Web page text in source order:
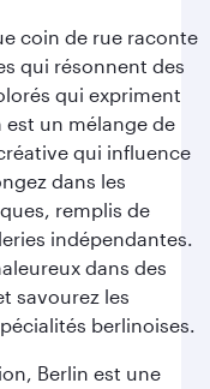
coin de rue raconte
qui résonnent des
qui expriment
un mélange de
qui influence
dans les
remplis de
indépendantes.
dans des
savourez les
berlinoises.
Berlin est une